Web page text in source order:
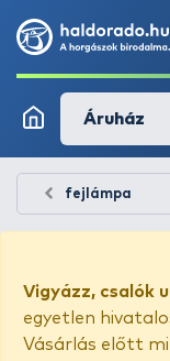
Áruház
fejlámpa
Vigyázz, csalók
egyetlen
Vásárlás előtt